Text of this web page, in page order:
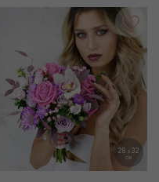
28 X32
СМ